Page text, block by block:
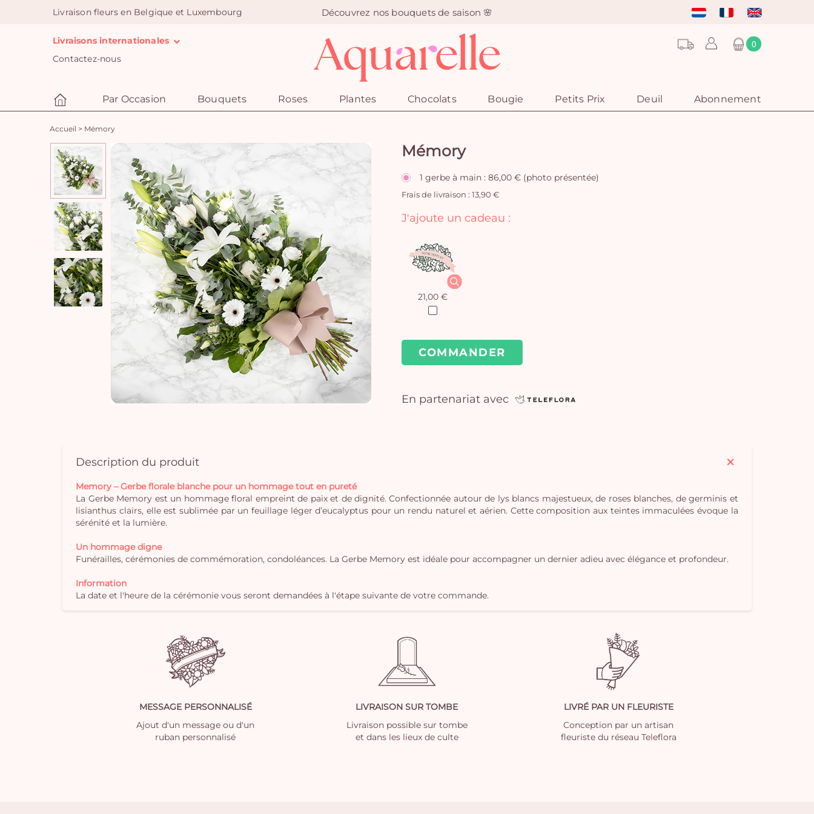
Livraison fleurs en Belgique et Luxembourg Découvrez nos bouquets de saison 🌸
Livraisons internationales
Contactez-nous
0
Par Occasion Bouquets Roses Plantes Chocolats Bougie Petits Prix Deuil Abonnement
Accueil > Mémory
Mémory
1 gerbe à main : 86,00 € (photo présentée)
Frais de livraison : 13,90 €
COMMANDER
J'ajoute un cadeau :
21,00 €
En partenariat avec
Description du produit
Memory – Gerbe florale blanche pour un hommage tout en pureté
La Gerbe Memory est un hommage floral empreint de paix et de dignité. Confectionnée autour de lys blancs majestueux, de roses blanches, de germinis et
lisianthus clairs, elle est sublimée par un feuillage léger d’eucalyptus pour un rendu naturel et aérien. Cette composition aux teintes immaculées évoque la
sérénité et la lumière.
Un hommage digne
Funérailles, cérémonies de commémoration, condoléances. La Gerbe Memory est idéale pour accompagner un dernier adieu avec élégance et profondeur.
Information
La date et l'heure de la cérémonie vous seront demandées à l'étape suivante de votre commande.
MESSAGE PERSONNALISÉ
Ajout d'un message ou d'un
ruban personnalisé
LIVRAISON SUR TOMBE
Livraison possible sur tombe
et dans les lieux de culte
LIVRÉ PAR UN FLEURISTE
Conception par un artisan
fleuriste du réseau Teleflora